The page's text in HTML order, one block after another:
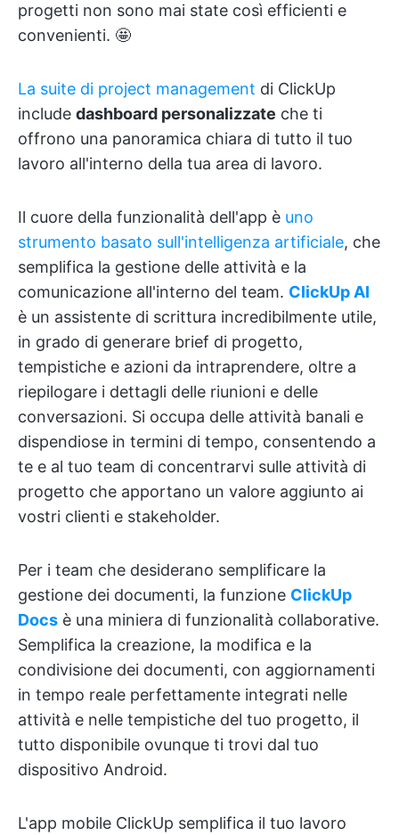
progetti non sono mai state così efficienti e
convenienti. 🤩
La suite di project management di ClickUp
include dashboard personalizzate che ti
offrono una panoramica chiara di tutto il tuo
lavoro all'interno della tua area di lavoro.
Il cuore della funzionalità dell'app è uno
strumento basato sull'intelligenza artificiale, che
semplifica la gestione delle attività e la
comunicazione all'interno del team. ClickUp AI
è un assistente di scrittura incredibilmente utile,
in grado di generare brief di progetto,
tempistiche e azioni da intraprendere, oltre a
riepilogare i dettagli delle riunioni e delle
conversazioni. Si occupa delle attività banali e
dispendiose in termini di tempo, consentendo a
te e al tuo team di concentrarvi sulle attività di
progetto che apportano un valore aggiunto ai
vostri clienti e stakeholder.
Per i team che desiderano semplificare la
gestione dei documenti, la funzione ClickUp
Docs è una miniera di funzionalità collaborative.
Semplifica la creazione, la modifica e la
condivisione dei documenti, con aggiornamenti
in tempo reale perfettamente integrati nelle
attività e nelle tempistiche del tuo progetto, il
tutto disponibile ovunque ti trovi dal tuo
dispositivo Android.
L'app mobile ClickUp semplifica il tuo lavoro